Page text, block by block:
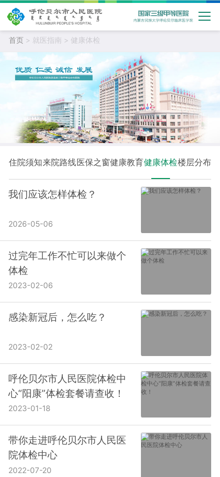
首页 > 就医指南 > 健康体检
住院须知来院路线医保之窗健康教育健康体检楼层分布
我们应该怎样体检？
2026-05-06
过完年工作不忙可以来做个
体检
2023-02-06
感染新冠后，怎么吃？
2023-02-02
呼伦贝尔市人民医院体检中
心“阳康”体检套餐请查收！
2023-01-18
带你走进呼伦贝尔市人民医
院体检中心
2022-07-20